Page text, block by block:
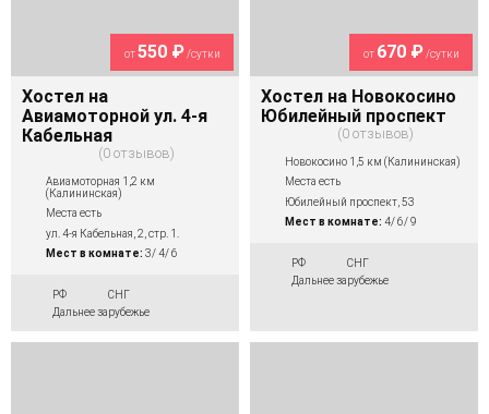
от550 ₽/сутки
Хостел на
Авиамоторной ул. 4-я
Кабельная
0 отзывов
Авиамоторная 1,2 км
(Калининская)
Места есть
ул. 4-я Кабельная, 2, стр. 1.
Мест в комнате: 3/ 4/ 6
РФ
СНГ
Дальнее зарубежье
от 670 ₽/сутки
Хостел на Новокосино
Юбилейный проспект
0 отзывов
Новокосино 1,5 км (Калининская)
Места есть
Юбилейный проспект, 53
Мест в комнате: 4/ 6/ 9
РФ
СНГ
Дальнее зарубежье